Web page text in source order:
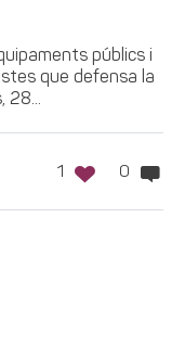
públics i
que defensa la
28...
1 0